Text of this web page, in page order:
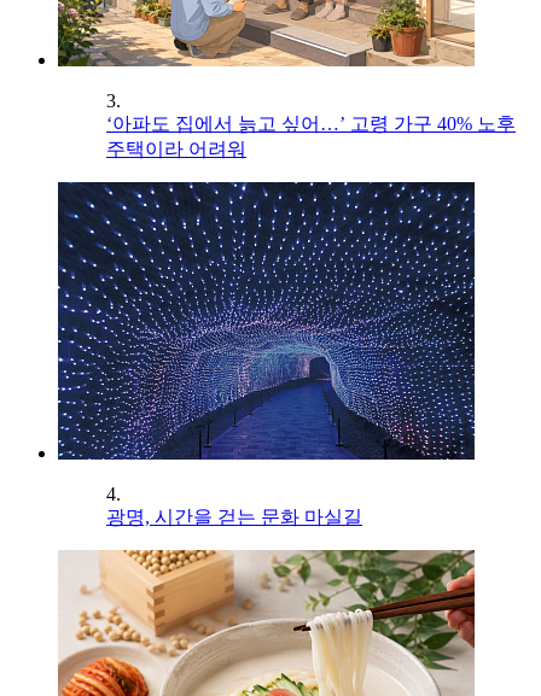
3.
‘아파도 집에서 늙고 싶어…’ 고령 가구 40% 노후
주택이라 어려워
4.
광명, 시간을 걷는 문화 마실길